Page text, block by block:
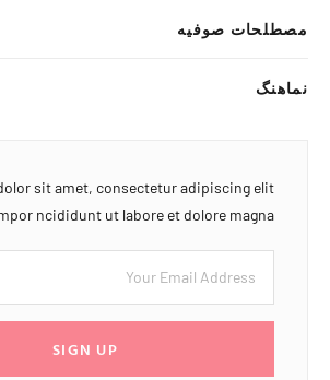
مصطلحات صوفیه
نماهنگ
sit amet, consectetur adipiscing elit
ncididunt ut labore et dolore magna
SIGN UP